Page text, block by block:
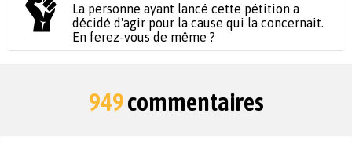
La personne ayant lancé cette pétition a
décidé d'agir pour la cause qui la concernait.
En ferez-vous de même ?
949commentaires